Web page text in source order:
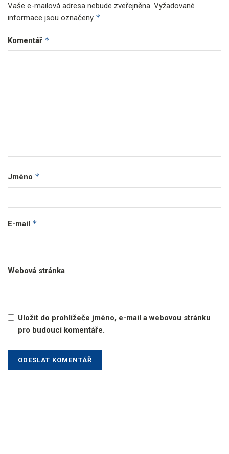
Vaše e-mailová adresa nebude zveřejněna. Vyžadované
informace jsou označeny *
Komentář *
Jméno *
E-mail *
Webová stránka
Uložit do prohlížeče jméno, e-mail a webovou stránku
pro budoucí komentáře.